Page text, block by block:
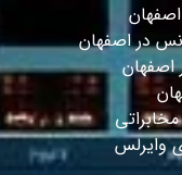
اصفهان
در اصفهان
اصفهان
وایرلس